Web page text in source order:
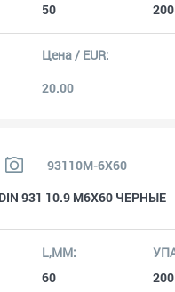
50 200
20.00
93110M-6X60
931 10.9 M6X60 ЧЕРНЫЕ
60 200